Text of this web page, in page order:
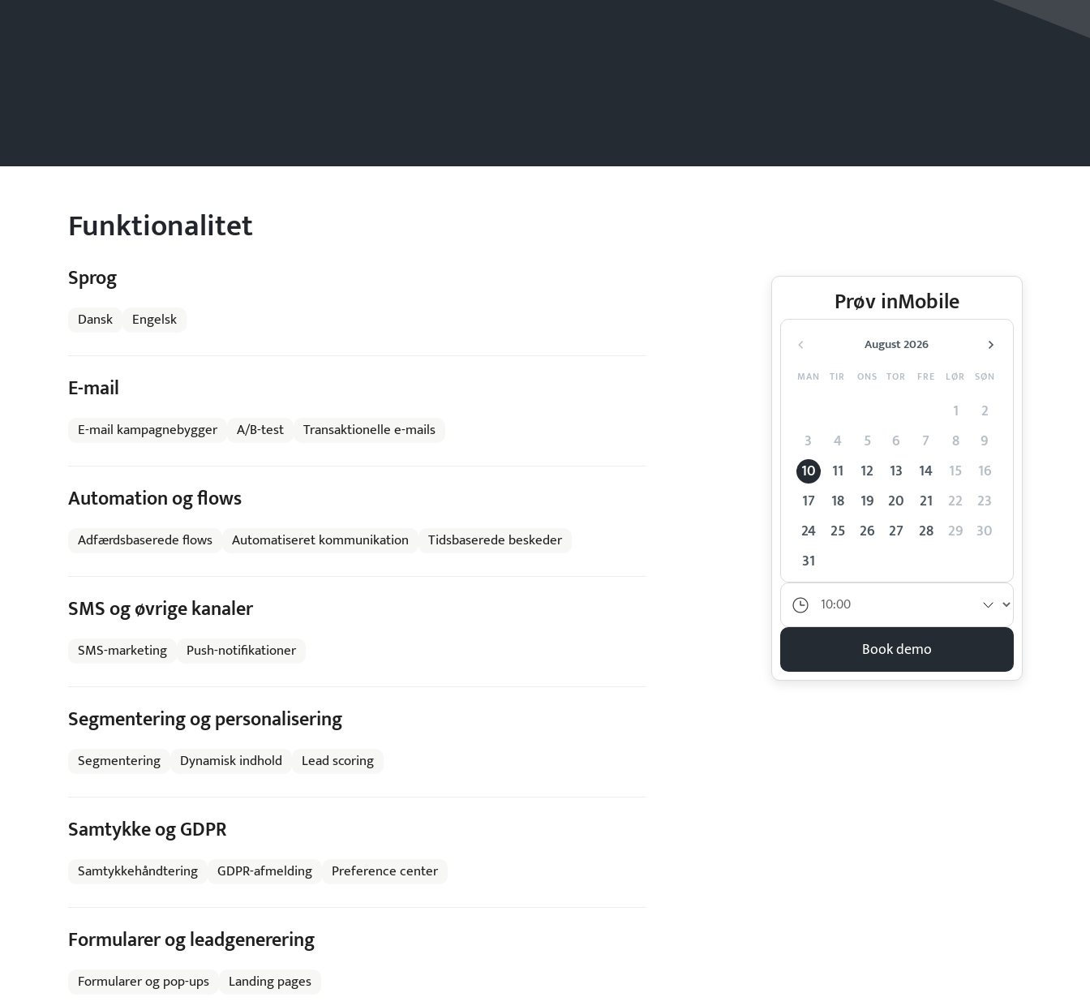
Prøv inMobile
August 2026
MAN TIR ONS TOR FRE LØR SØN
1
2
3
4 5 6 7 8
9
10
11 12 13 14 15
16
17
18 19 20 21 22
23
24
25 26 27 28 29 30
31
Book demo
Funktionalitet
Sprog
Dansk Engelsk
E-mail
E-mail kampagnebygger A/B-test Transaktionelle e-mails
Automation og flows
Adfærdsbaserede flows Automatiseret kommunikation Tidsbaserede beskeder
SMS og øvrige kanaler
SMS-marketing Push-notifikationer
Segmentering og personalisering
Segmentering Dynamisk indhold Lead scoring
Samtykke og GDPR
Samtykkehåndtering GDPR-afmelding Preference center
Formularer og leadgenerering
Formularer og pop-ups Landing pages